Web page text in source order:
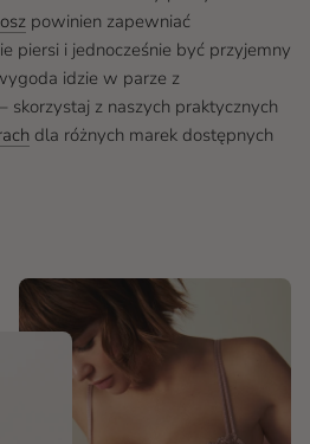
powinien zapewniać
piersi i jednocześnie być przyjemny
idzie w parze z
skorzystaj z naszych praktycznych
dla różnych marek dostępnych